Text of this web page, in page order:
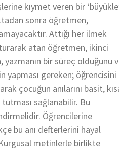
kıymet veren bir
sonra öğretmen,
Attığı her ilmek
atan öğretmen, ikinci
yazmanın bir süreç olduğunu
yapması gereken; öğrencisini
çocuğun anılarını basit,
sağlanabilir. Bu
Öğrencilerine
bu anı defterlerini hayal
metinlerle birlikte